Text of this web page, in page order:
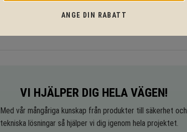
VI HJÄLPER DIG HELA VÄGEN!
Med vår mångåriga kunskap från produkter till säkerhet och
tekniska lösningar så hjälper vi dig igenom hela projektet.
ANGE DIN RABATT